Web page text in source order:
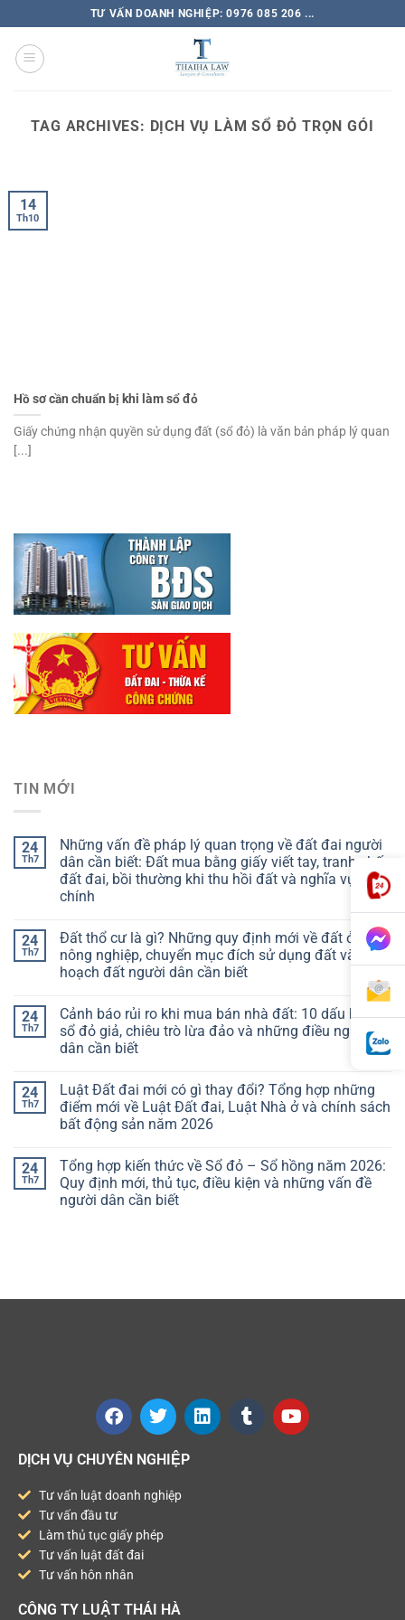
TƯ VẤN DOANH NGHIỆP: 0976 085 206 ...
TAG ARCHIVES: DỊCH VỤ LÀM SỔ ĐỎ TRỌN GÓI
Hồ sơ cần chuẩn bị khi làm sổ đỏ
Giấy chứng nhận quyền sử dụng đất (sổ đỏ) là văn bản pháp lý quan
[...]
14
Th10
TIN MỚI
24
Th7
Những vấn đề pháp lý quan trọng về đất đai người
dân cần biết: Đất mua bằng giấy viết tay, tranh chấp
đất đai, bồi thường khi thu hồi đất và nghĩa vụ tài
chính
24
Th7
Đất thổ cư là gì? Những quy định mới về đất ở, đất
nông nghiệp, chuyển mục đích sử dụng đất và quy
hoạch đất người dân cần biết
24
Th7
Cảnh báo rủi ro khi mua bán nhà đất: 10 dấu hiệu
sổ đỏ giả, chiêu trò lừa đảo và những điều người
dân cần biết
24
Th7
Luật Đất đai mới có gì thay đổi? Tổng hợp những
điểm mới về Luật Đất đai, Luật Nhà ở và chính sách
bất động sản năm 2026
24
Th7
Tổng hợp kiến thức về Sổ đỏ – Sổ hồng năm 2026:
Quy định mới, thủ tục, điều kiện và những vấn đề
người dân cần biết
DỊCH VỤ CHUYÊN NGHIỆP
Tư vấn luật doanh nghiệp
Tư vấn đầu tư
Làm thủ tục giấy phép
Tư vấn luật đất đai
Tư vấn hôn nhân
CÔNG TY LUẬT THÁI HÀ